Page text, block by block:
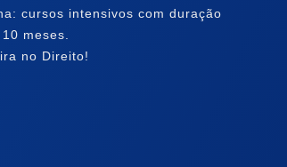
cursos intensivos com duração
meses.
no Direito!